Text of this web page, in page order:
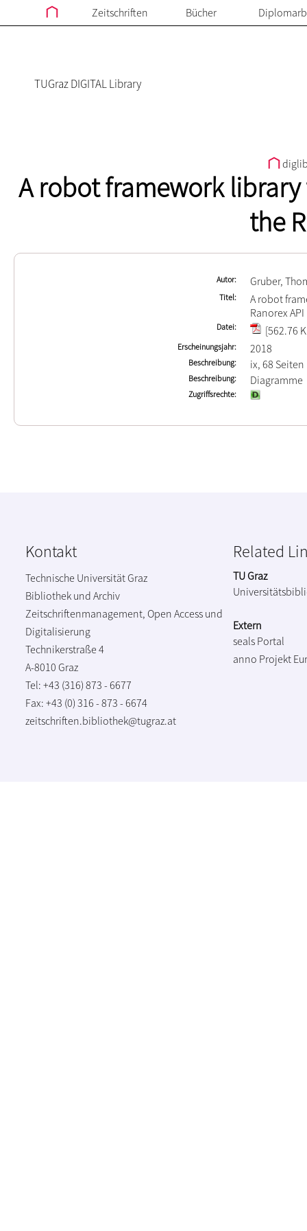
Zeitschriften Bücher
TUGraz DIGITAL Library
A robot framework
the
Autor Gruber,
Titel
A robot
Ranorex API
Datei [562.76
Erscheinungsjahr 2018
Beschreibung ix, 68 Seiten
Beschreibung Diagramme
Zugriffsrechte
Kontakt
Technische Universität Graz
Bibliothek und Archiv
Zeitschriftenmanagement, Open Access und
Digitalisierung
Technikerstraße 4
A-8010 Graz
Tel: +43 (316) 873 - 6677
Fax: +43 (0) 316 - 873 - 6674
zeitschriften.bibliothek@tugraz.at
Related
TU Graz
Extern
seals Portal
anno Projekt